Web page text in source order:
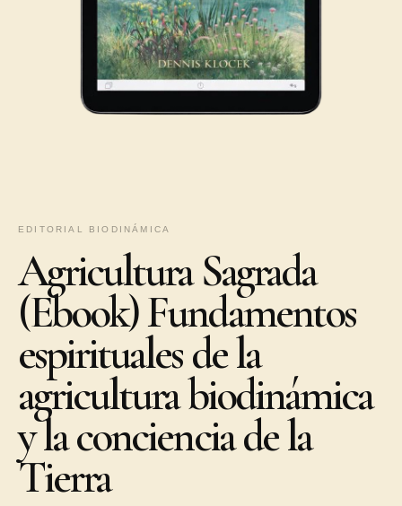
EDITORIAL BIODINÁMICA
Agricultura Sagrada
(Ebook) Fundamentos
espirituales de la
agricultura biodinámica
y la conciencia de la
Tierra